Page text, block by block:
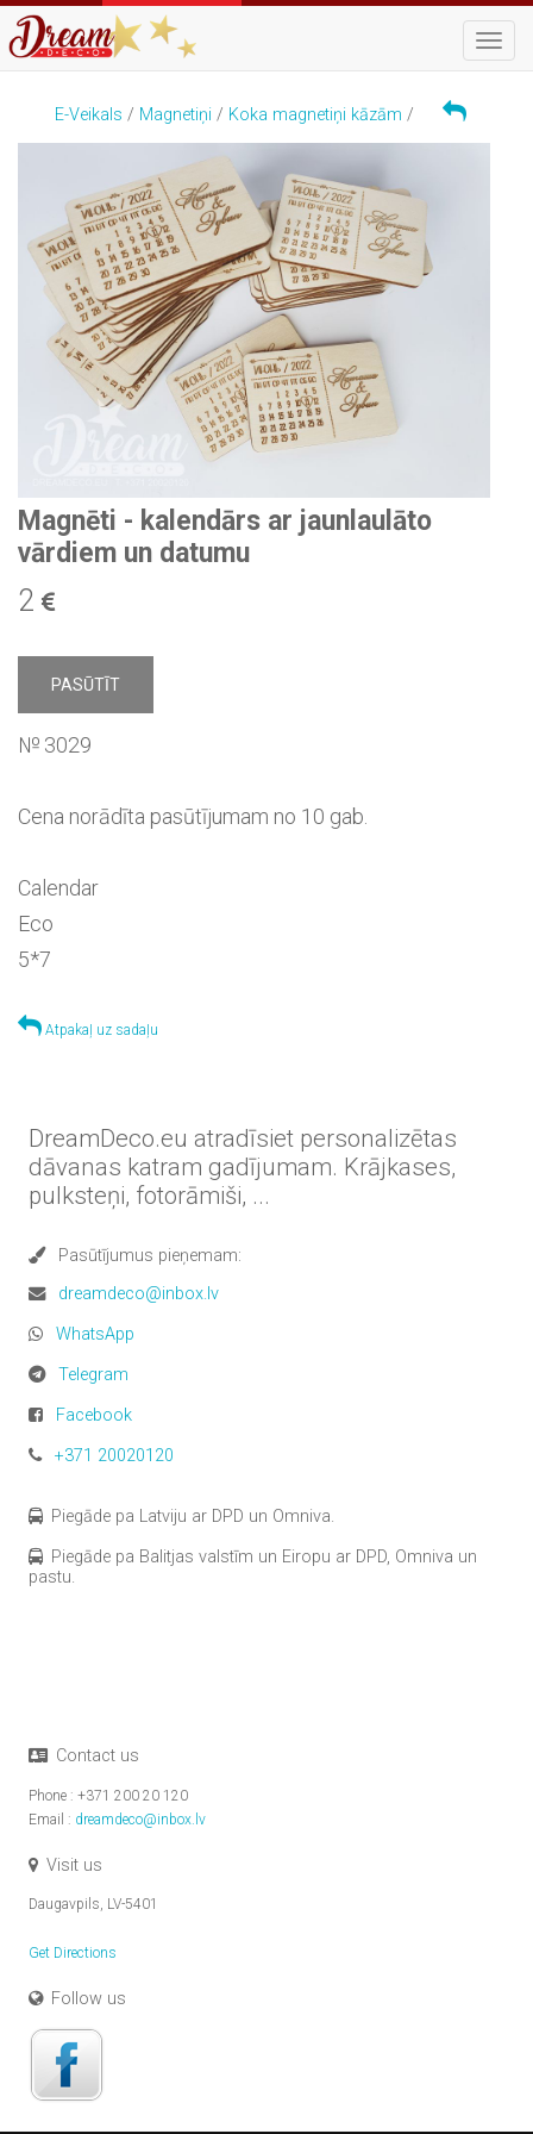
E-Veikals / Magnetiņi / Koka magnetiņi kāzām /
Magnēti - kalendārs ar jaunlaulāto
vārdiem un datumu
2
PASŪTĪT
№ 3029
Cena norādīta pasūtījumam no 10 gab.
Calendar
Eco
5*7
Atpakaļ uz sadaļu
DreamDeco.eu atradīsiet personalizētas
dāvanas katram gadījumam. Krājkases,
pulksteņi, fotorāmiši, ...
Pasūtījumus pieņemam:
dreamdeco@inbox.lv
WhatsApp
Telegram
Facebook
+371 20020120
Piegāde pa Latviju ar DPD un Omniva.
Piegāde pa Balitjas valstīm un Eiropu ar DPD, Omniva un
pastu.
Contact us
Phone : +371 200 20 120
Email : dreamdeco@inbox.lv
Visit us
Daugavpils, LV-5401
Get Directions
Follow us